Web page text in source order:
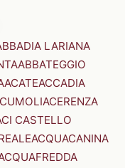
LARIANA
ABBATEGGIO
ACATEACCADIA
ACERENZA
CASTELLO
ACQUACANINA